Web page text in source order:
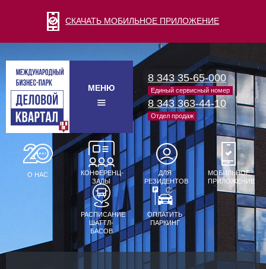
СКАЧАТЬ МОБИЛЬНОЕ ПРИЛОЖЕНИЕ
МЕНЮ
8 343 35-65-000
Единый сервисный номер
8 343 363-44-10
Отдел продаж
О НАС
КОНФЕРЕНЦ-
ЗАЛЫ
ДЛЯ
РЕЗИДЕНТОВ
МОБИЛЬНОЕ
ПРИЛОЖЕНИЕ
РАСПИСАНИЕ
ШАТТЛ-
БАСОВ
ОПЛАТИТЬ
ПАРКИНГ